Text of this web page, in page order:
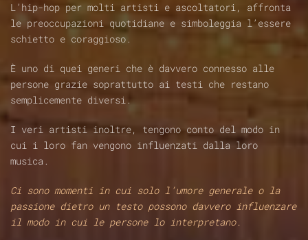
L’hip-hop per molti artisti e ascoltatori, affronta
le preoccupazioni quotidiane e simboleggia l’essere
schietto e coraggioso.
È uno di quei generi che è davvero connesso alle
persone grazie soprattutto ai testi che restano
semplicemente diversi.
I veri artisti inoltre, tengono conto del modo in
cui i loro fan vengono influenzati dalla loro
musica.
Ci sono momenti in cui solo l’umore generale o la
passione dietro un testo possono davvero influenzare
il modo in cui le persone lo interpretano.